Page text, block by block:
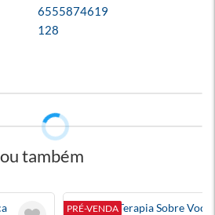
6555874619
128
também
PRÉ-VENDA
Falei Na Terapia Sobre Você